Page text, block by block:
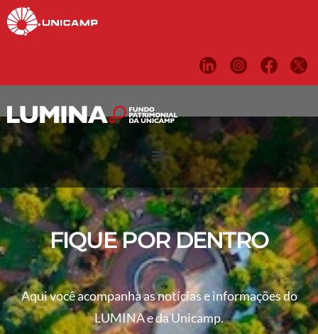
FIQUE POR DENTRO
Aqui você acompanha as notícias e informações do
LUMINA e da Unicamp.